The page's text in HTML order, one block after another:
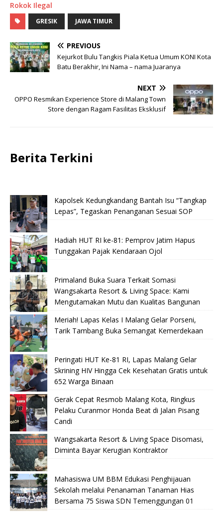
Rokok Ilegal
GRESIK JAWA TIMUR
PREVIOUS
Kejurkot Bulu Tangkis Piala Ketua Umum KONI Kota
Batu Berakhir, Ini Nama – nama Juaranya
NEXT
OPPO Resmikan Experience Store di Malang Town
Store dengan Ragam Fasilitas Eksklusif
Berita Terkini
Kapolsek Kedungkandang Bantah Isu “Tangkap
Lepas”, Tegaskan Penanganan Sesuai SOP
Hadiah HUT RI ke-81: Pemprov Jatim Hapus
Tunggakan Pajak Kendaraan Ojol
Primaland Buka Suara Terkait Somasi
Wangsakarta Resort & Living Space: Kami
Mengutamakan Mutu dan Kualitas Bangunan
Meriah! Lapas Kelas I Malang Gelar Porseni,
Tarik Tambang Buka Semangat Kemerdekaan
Peringati HUT Ke-81 RI, Lapas Malang Gelar
Skrining HIV Hingga Cek Kesehatan Gratis untuk
652 Warga Binaan
Gerak Cepat Resmob Malang Kota, Ringkus
Pelaku Curanmor Honda Beat di Jalan Pisang
Candi
Wangsakarta Resort & Living Space Disomasi,
Diminta Bayar Kerugian Kontraktor
Mahasiswa UM BBM Edukasi Penghijauan
Sekolah melalui Penanaman Tanaman Hias
Bersama 75 Siswa SDN Temenggungan 01